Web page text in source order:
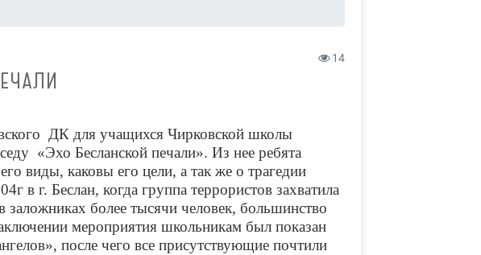
14
ДК для учащихся Чирковской школы
«Эхо Бесланской печали». Из нее ребята
виды, каковы его цели, а так же о трагедии
в г. Беслан, когда группа террористов захватила
более тысячи человек, большинство
мероприятия школьникам был показан
после чего все присутствующие почтили